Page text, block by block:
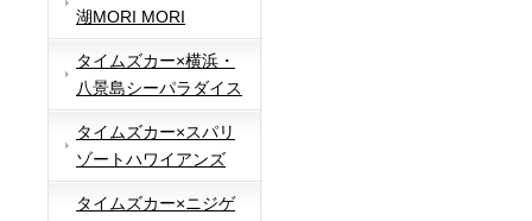
湖MORI MORI
タイムズカー×横浜・
八景島シーパラダイス
タイムズカー×スパリ
ゾートハワイアンズ
タイムズカー×ニジゲ